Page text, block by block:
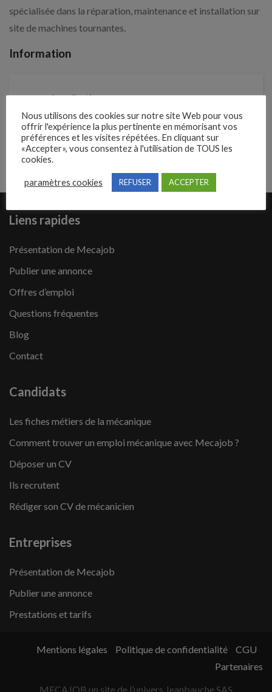
spécialisée dans la réparation, maintenance et installation sur
site de machines tournantes.
Information
Localisation
1 rue des Fenouillèdes
Depuis
17062021
Liens rapides
Présentation de Mecajob
Publier une annonce
Offres d’emploi
Questions fréquentes
Blog
Contact
Candidats
Les fiches métiers de la mécanique
Comment trouver un emploi mécanique avec Mecajob ?
Déposer un CV
Ils recrutent
Rédiger son CV de mécanicien
Entreprises
Présentation de Mecajob
Publier une annonce
Prestations et tarifs
MECAJOB un site de l’univers Jeanbauche SAS
Mentions légales Politique de confidentialité
CGU
Partenaires
Nous utilisons des cookies sur notre site Web pour vous
offrir l'expérience la plus pertinente en mémorisant vos
préférences et les visites répétées. En cliquant sur
«Accepter», vous consentez à l'utilisation de TOUS les
cookies.
paramètres cookies REFUSER ACCEPTER